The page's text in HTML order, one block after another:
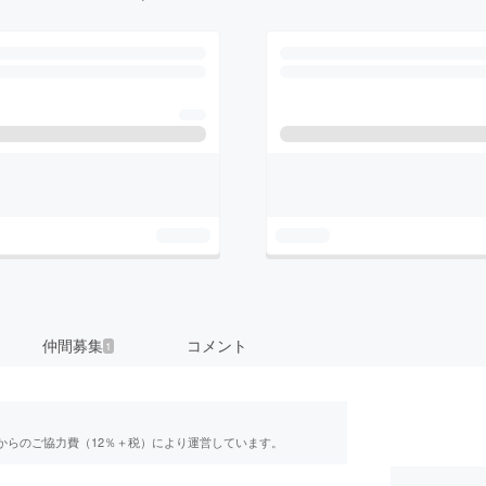
仲間募集 1 コメント
のご協力費（12％＋税）により運営しています。